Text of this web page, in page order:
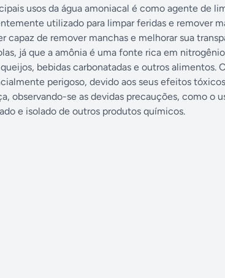
usos da água amoniacal é como agente de
utilizado para limpar feridas e remover
capaz de remover manchas e melhorar sua
já que a amônia é uma fonte rica em
bebidas carbonatadas e outros alimentos.
perigoso, devido aos seus efeitos
observando-se as devidas precauções, como o
e isolado de outros produtos químicos.